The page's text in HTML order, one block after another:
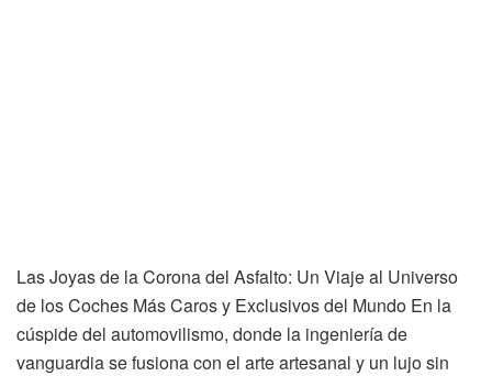
Las Joyas de la Corona del Asfalto: Un Viaje al Universo
de los Coches Más Caros y Exclusivos del Mundo En la
cúspide del automovilismo, donde la ingeniería de
vanguardia se fusiona con el arte artesanal y un lujo sin